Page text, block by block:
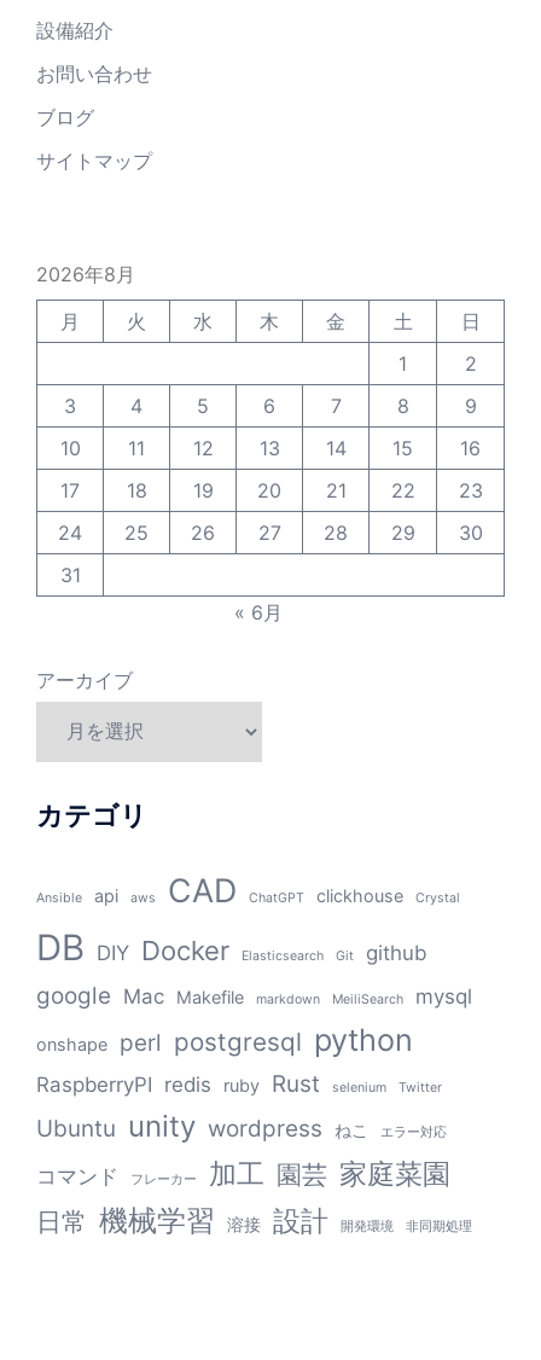
設備紹介
お問い合わせ
ブログ
サイトマップ
2026年8月
月
火 水 木 金 土
日
1
2
3
4 5 6 7 8
9
10
11 12 13 14 15
16
17
18 19 20 21 22
23
24
25 26 27 28 29
30
31
« 6月
アーカイブ
カテゴリ
Ansible api aws CAD ChatGPT clickhouse Crystal
DB DIY Docker Elasticsearch Git github
google Mac Makefile markdown MeiliSearch mysql
onshape perl postgresql python
RaspberryPI redis ruby Rust selenium Twitter
Ubuntu unity wordpress ねこ エラー対応
コマンド フレーカー 加工 園芸 家庭菜園
日常 機械学習 溶接 設計 開発環境 非同期処理